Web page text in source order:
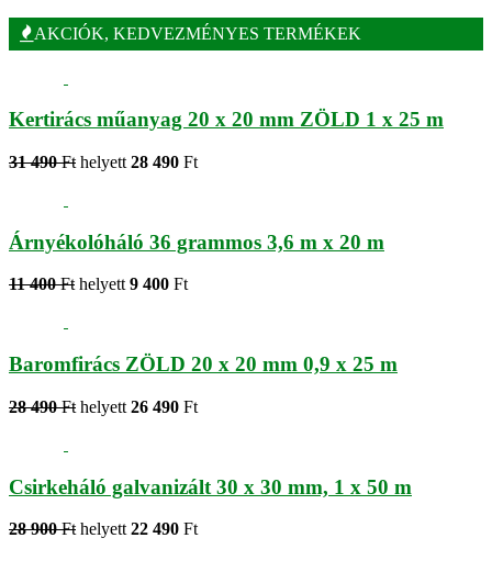
AKCIÓK, KEDVEZMÉNYES TERMÉKEK
Kertirács műanyag 20 x 20 mm ZÖLD 1 x 25 m
31 490 Ft helyett 28 490 Ft
Árnyékolóháló 36 grammos 3,6 m x 20 m
11 400 Ft helyett 9 400 Ft
Baromfirács ZÖLD 20 x 20 mm 0,9 x 25 m
28 490 Ft helyett 26 490 Ft
Csirkeháló galvanizált 30 x 30 mm, 1 x 50 m
28 900 Ft helyett 22 490 Ft